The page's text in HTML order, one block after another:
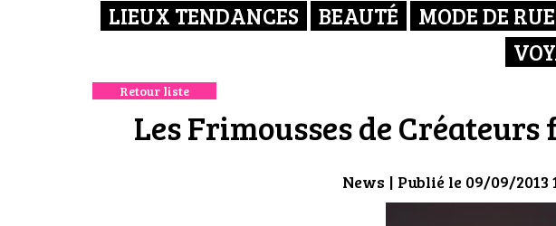
LIEUX TENDANCES
BEAUTÉ MODE DE RUE
Retour liste
Les Frimousses de
News | Publié le 09/09/2013